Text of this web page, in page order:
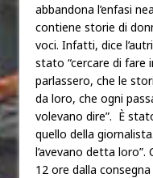
abbandona l’enfasi
contiene storie di
voci. Infatti, dice
stato “cercare di fare
parlassero, che le
da loro, che ogni
volevano dire”. È
quello della
l’avevano detta
12 ore dalla